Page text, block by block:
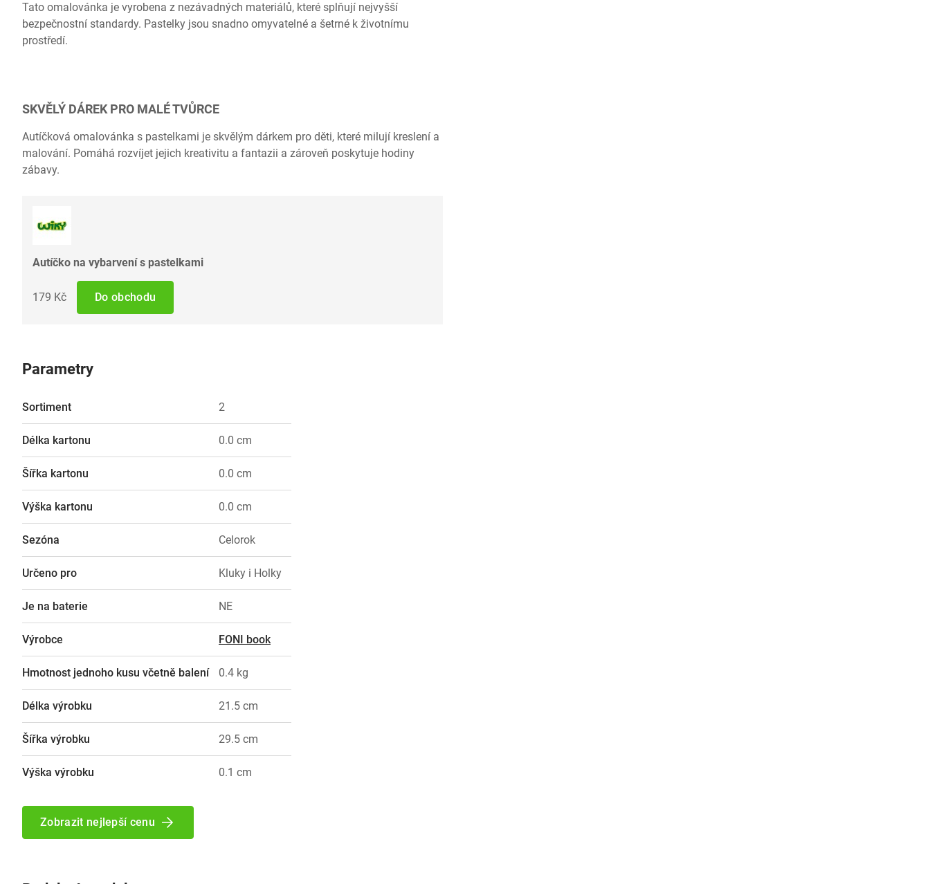
Tato omalovánka je vyrobena z nezávadných materiálů, které splňují nejvyšší
bezpečnostní standardy. Pastelky jsou snadno omyvatelné a šetrné k životnímu
prostředí.
SKVĚLÝ DÁREK PRO MALÉ TVŮRCE
Autíčková omalovánka s pastelkami je skvělým dárkem pro děti, které milují kreslení a
malování. Pomáhá rozvíjet jejich kreativitu a fantazii a zároveň poskytuje hodiny
zábavy.
Autíčko na vybarvení s pastelkami
179 Kč Do obchodu
Parametry
Sortiment 2
Délka kartonu 0.0 cm
Šířka kartonu 0.0 cm
Výška kartonu 0.0 cm
Sezóna Celorok
Určeno pro Kluky i Holky
Je na baterie NE
Výrobce FONI book
Hmotnost jednoho kusu včetně balení 0.4 kg
Délka výrobku 21.5 cm
Šířka výrobku 29.5 cm
Výška výrobku 0.1 cm
Zobrazit nejlepší cenu